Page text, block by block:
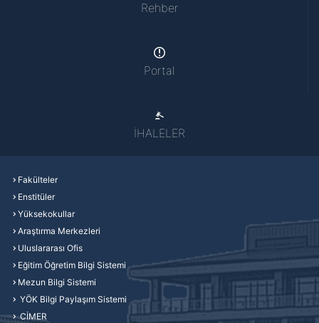
Rehber
Portal
İHALELER
Fakülteler
Enstitüler
Yüksekokullar
Araştırma Merkezleri
Uluslararası Ofis
Eğitim Öğretim Bilgi Sistemi
Mezun Bilgi Sistemi
YÖK Bilgi Paylaşım Sistemi
CİMER